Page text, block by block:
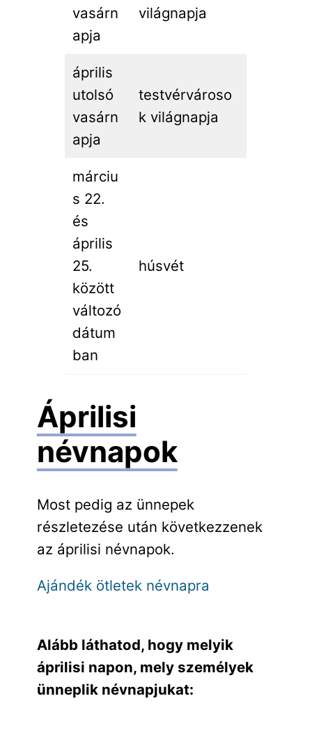
vasárn
apja
világnapja
április
utolsó
vasárn
apja
testvérvároso
k világnapja
márciu
s 22.
és
április
25.
között
változó
dátum
ban
húsvét
Áprilisi
névnapok
Most pedig az ünnepek
részletezése után következzenek
az áprilisi névnapok.
Ajándék ötletek névnapra
Alább láthatod, hogy melyik
áprilisi napon, mely személyek
ünneplik névnapjukat: